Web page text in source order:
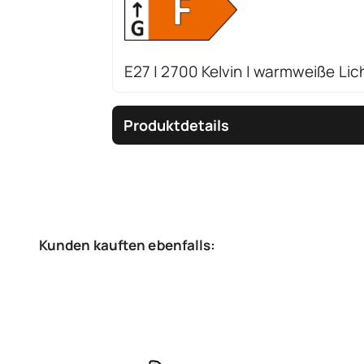
E27 | 2700 Kelvin | warmweiße
Produktdetails